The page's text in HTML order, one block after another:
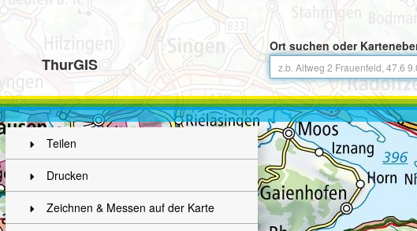
ThurGIS
Ort suchen oder
Teilen
Drucken
Zeichnen & Messen auf der Karte